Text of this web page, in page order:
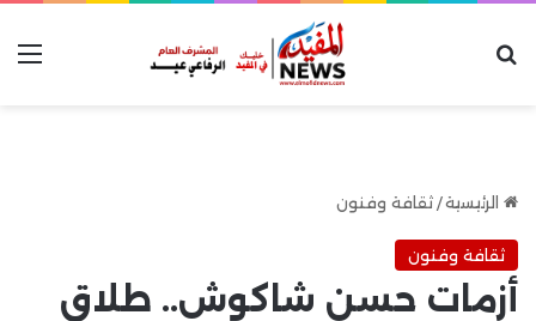
الرئيسية/ ثقافة وفنون
ثقافة وفنون
أزمات حسن شاكوش.. طلاق